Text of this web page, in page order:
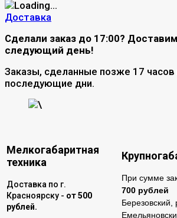
Доставка
Сделали заказ до 17:00?
следующий день!
Заказы, сделанные позже 17 часов
последующие дни.
\
Мелкогабаритная
техника
Доставка по г.
Красноярску - от 500
рублей.
При сумме
700 рублей
Березовский,